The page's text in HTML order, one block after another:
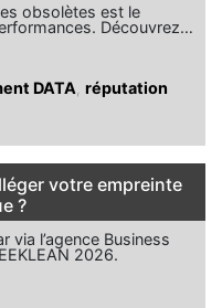
obsolètes est le
Découvrez…
DATA réputation
votre empreinte
?
via l’agence Business
2026.